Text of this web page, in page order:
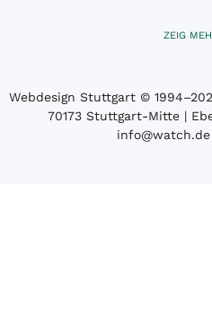
ZEIG
Webdesign Stuttgart ©
70173 Stuttgart-Mitte |
info@watch.de